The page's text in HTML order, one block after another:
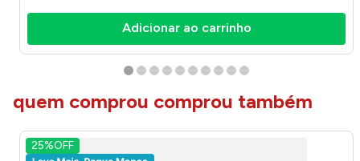
Adicionar ao carrinho
quem comprou comprou também
25%OFF